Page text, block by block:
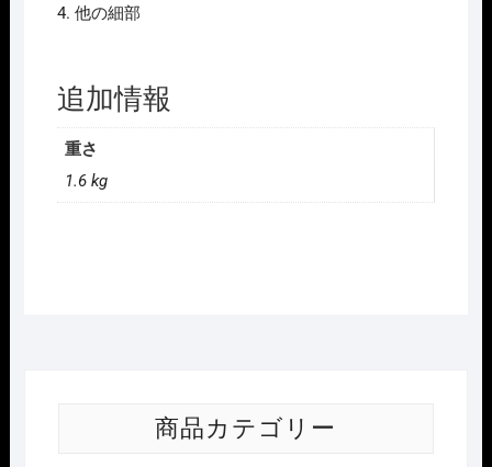
4. 他の細部
追加情報
重さ
1.6 kg
商品カテゴリー